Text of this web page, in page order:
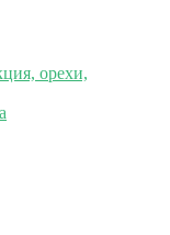
орехи,